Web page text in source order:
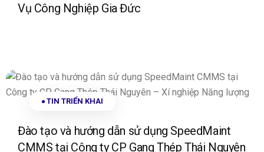
Vụ Công Nghiệp Gia Đức
TIN TRIỂN KHAI
Đào tạo và hướng dẫn sử dụng SpeedMaint
CMMS tại Công ty CP Gang Thép Thái Nguyên